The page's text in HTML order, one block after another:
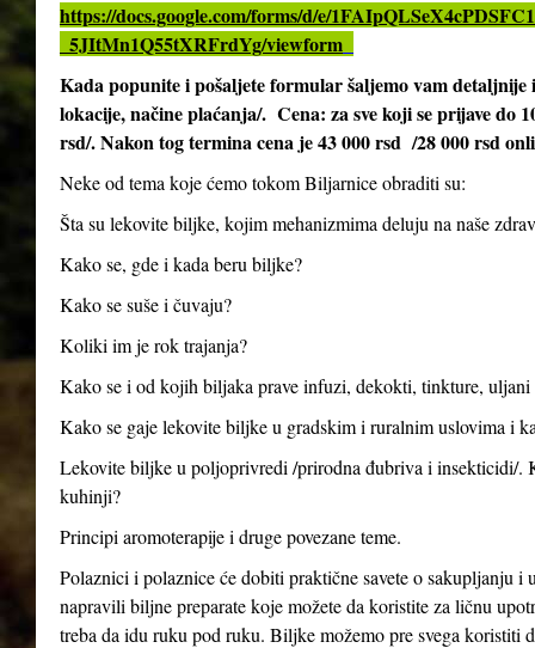
https://docs.google.com/forms/d/e/
_5JItMn1Q55tXRFrdYg/viewform
Kada popunite i pošaljete formular šaljemo vam
lokacije, načine plaćanja/. Cena: za sve koji se prijave do
rsd/. Nakon tog termina cena je 43 000 rsd /28 000 rsd
Neke od tema koje ćemo tokom Biljarnice obraditi su:
Šta su lekovite biljke, kojim mehanizmima deluju na naše
Kako se, gde i kada beru biljke?
Kako se suše i čuvaju?
Koliki im je rok trajanja?
Kako se i od kojih biljaka prave infuzi, dekokti, tinkture, uljani
Kako se gaje lekovite biljke u gradskim i ruralnim uslovima i
Lekovite biljke u poljoprivredi /prirodna đubriva i insekticidi/.
kuhinji?
Principi aromoterapije i druge povezane teme.
Polaznici i polaznice će dobiti praktične savete o sakupljanju
napravili biljne preparate koje možete da koristite za ličnu
treba da idu ruku pod ruku. Biljke možemo pre svega koristiti